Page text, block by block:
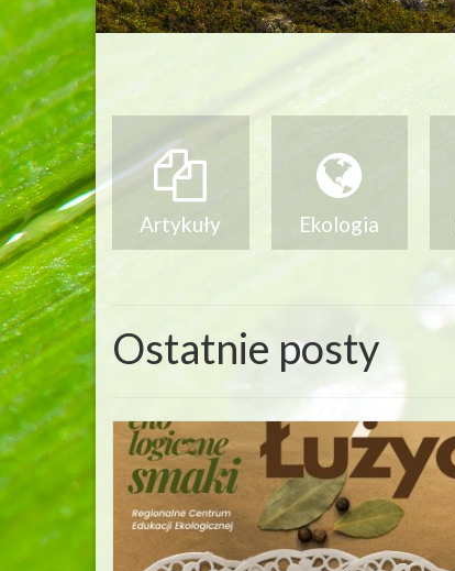
Artykuły Ekologia
Ostatnie posty